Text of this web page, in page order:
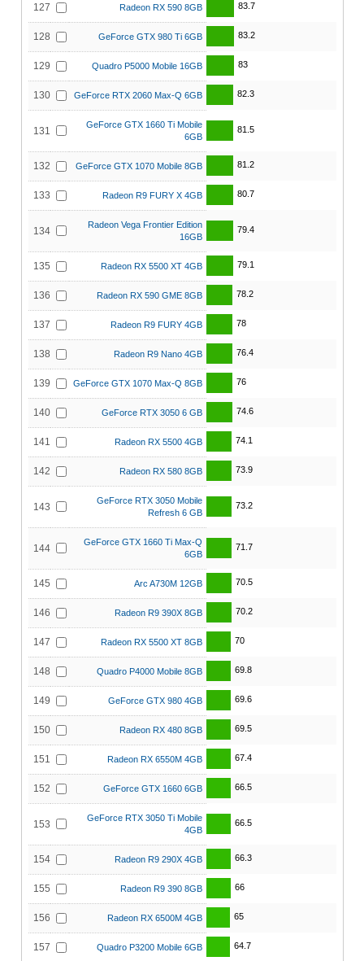
127 Radeon RX 590 8GB 83.7
128 GeForce GTX 980 Ti 6GB 83.2
129 Quadro P5000 Mobile 16GB 83
130 GeForce RTX 2060 Max-Q 6GB 82.3
131
GeForce GTX 1660 Ti Mobile
6GB
81.5
132 GeForce GTX 1070 Mobile 8GB 81.2
133 Radeon R9 FURY X 4GB 80.7
134
Radeon Vega Frontier Edition
16GB
79.4
135 Radeon RX 5500 XT 4GB 79.1
136 Radeon RX 590 GME 8GB 78.2
137 Radeon R9 FURY 4GB 78
138 Radeon R9 Nano 4GB 76.4
139 GeForce GTX 1070 Max-Q 8GB 76
140 GeForce RTX 3050 6 GB 74.6
141 Radeon RX 5500 4GB 74.1
142 Radeon RX 580 8GB 73.9
143
GeForce RTX 3050 Mobile
Refresh 6 GB
73.2
144
GeForce GTX 1660 Ti Max-Q
6GB
71.7
145 Arc A730M 12GB 70.5
146 Radeon R9 390X 8GB 70.2
147 Radeon RX 5500 XT 8GB 70
148 Quadro P4000 Mobile 8GB 69.8
149 GeForce GTX 980 4GB 69.6
150 Radeon RX 480 8GB 69.5
151 Radeon RX 6550M 4GB 67.4
152 GeForce GTX 1660 6GB 66.5
153
GeForce RTX 3050 Ti Mobile
4GB
66.5
154 Radeon R9 290X 4GB 66.3
155 Radeon R9 390 8GB 66
156 Radeon RX 6500M 4GB 65
157 Quadro P3200 Mobile 6GB 64.7